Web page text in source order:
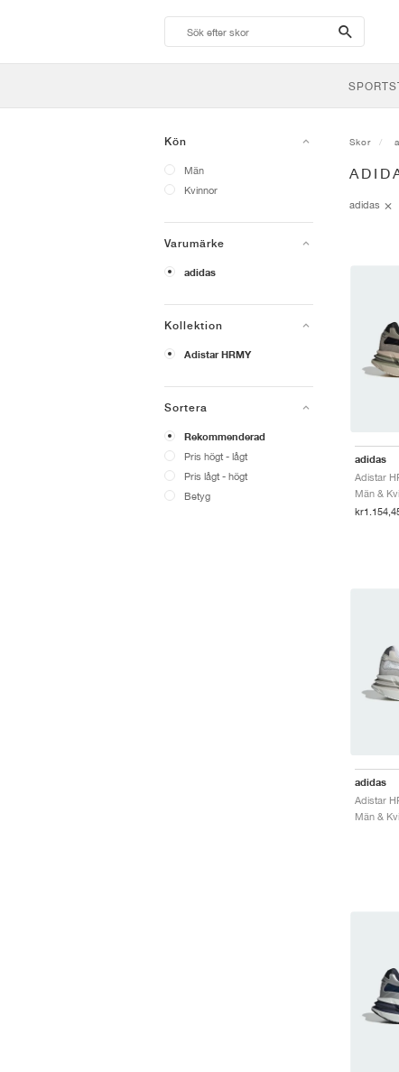
search-
btn
Kön
Män
Kvinnor
Varumärke
adidas
Kollektion
Adistar HRMY
Sortera
Rekommenderad
Pris högt - lågt
Pris lågt - högt
Betyg
Skor
adidas
adidas
Män &
adidas
Män &